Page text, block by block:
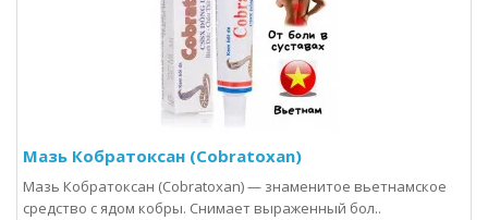
Мазь Кобратоксан (Cobratoxan)
Мазь Кобратоксан (Cobratoxan) — знаменитое вьетнамское
средство с ядом кобры. Снимает выраженный бол..